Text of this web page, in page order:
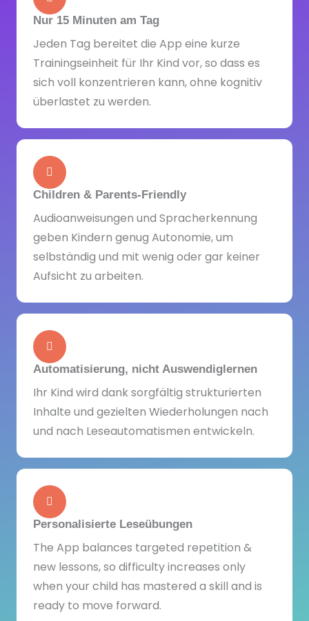
Nur 15 Minuten am Tag
Jeden Tag bereitet die App eine kurze
Trainingseinheit für Ihr Kind vor, so dass es
sich voll konzentrieren kann, ohne kognitiv
überlastet zu werden.
Children & Parents-Friendly
Audioanweisungen und Spracherkennung
geben Kindern genug Autonomie, um
selbständig und mit wenig oder gar keiner
Aufsicht zu arbeiten.
Automatisierung, nicht Auswendiglernen
Ihr Kind wird dank sorgfältig strukturierten
Inhalte und gezielten Wiederholungen nach
und nach Leseautomatismen entwickeln.
Personalisierte Leseübungen
The App balances targeted repetition &
new lessons, so difficulty increases only
when your child has mastered a skill and is
ready to move forward.